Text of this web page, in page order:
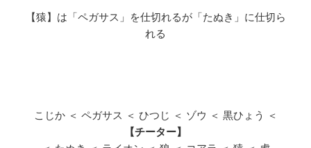
【猿】は「ペガサス」を仕切れるが「たぬき」に仕切ら
れる
こじか ＜ ペガサス ＜ ひつじ ＜ ゾウ ＜ 黒ひょう ＜
【チーター】